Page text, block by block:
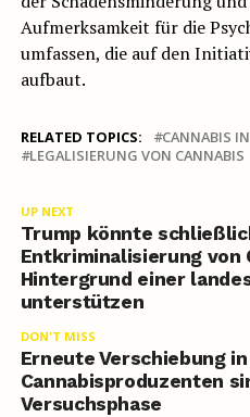
Aufmerksamkeit für die
umfassen, die auf den
aufbaut.
RELATED TOPICS:
CANNABIS
LEGALISIERUNG VON CANNABIS
UP NEXT
Trump könnte
Entkriminalisierung von
Hintergrund einer
unterstützen
DON'T MISS
Erneute Verschiebung
Cannabisproduzenten
Versuchsphase